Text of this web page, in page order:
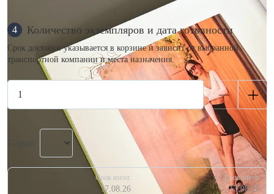
4 Количество экземпляров и дата готовности
Срок доставки указывается в корзине и зависит от выбранной
транспортной компании и места назначения.
Срок изгот.
17.08.26
Срок изгот.
13.08.26